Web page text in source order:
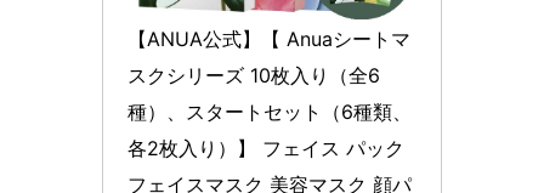
【ANUA公式】【 Anuaシートマ
スクシリーズ 10枚入り（全6
種）、スタートセット（6種類、
各2枚入り）】 フェイス パック
フェイスマスク 美容マスク 顔パ